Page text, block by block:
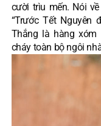
cười trìu mến. Nói
“Trước Tết
Thắng là hàng
cháy toàn bộ ngôi